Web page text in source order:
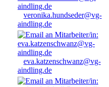
veronika.hundseder@vg-
aindling.de
eva.katzenschwanz@vg-
aindling.de